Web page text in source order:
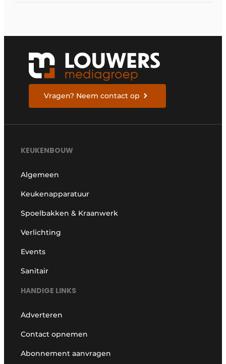
Vragen? Neem contact op
KEUKENBOUW
Algemeen
Keukenapparatuur
Spoelbakken & Kraanwerk
Verlichting
Events
Sanitair
HANDIGE LINKS
Adverteren
Contact opnemen
Abonnement aanvragen